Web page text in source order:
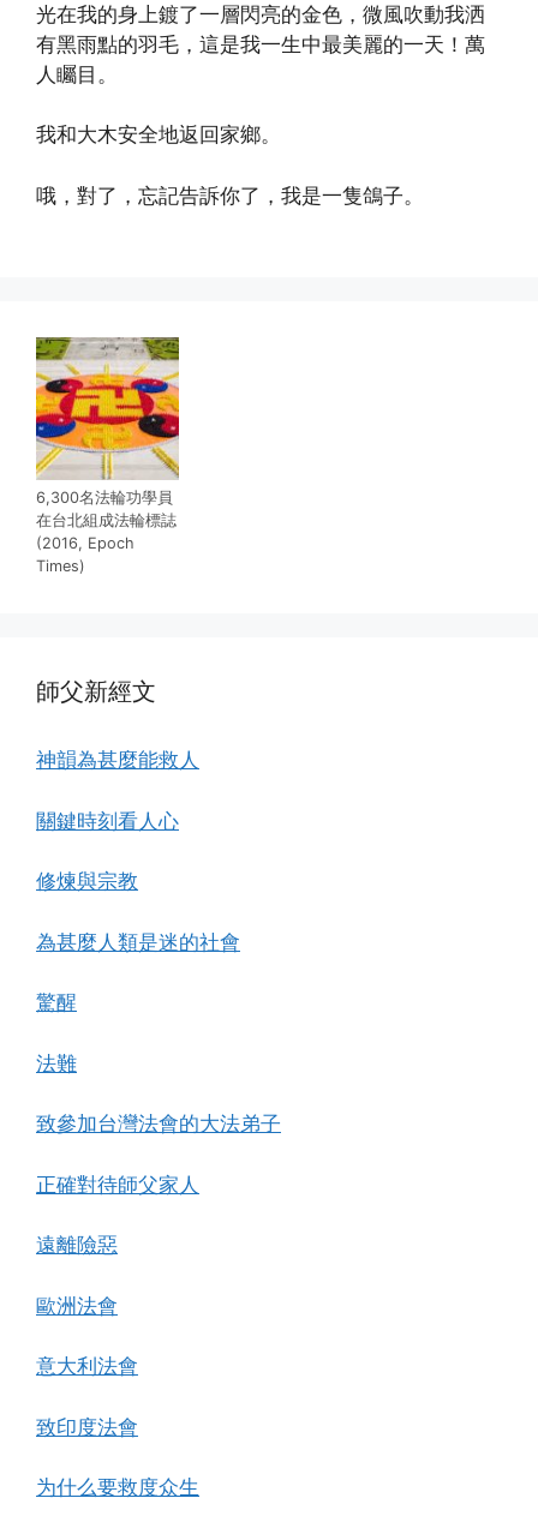
光在我的身上鍍了一層閃亮的金色，微風吹動我洒
有黑雨點的羽毛，這是我一生中最美麗的一天！萬
人矚目。
我和大木安全地返回家鄉。
哦，對了，忘記告訴你了，我是一隻鴿子。
6,300名法輪功學員
在台北組成法輪標誌
(2016, Epoch
Times)
師父新經文
神韻為甚麼能救人
關鍵時刻看人心
修煉與宗教
為甚麼人類是迷的社會
驚醒
法難
致參加台灣法會的大法弟子
正確對待師父家人
遠離險惡
歐洲法會
意大利法會
致印度法會
为什么要救度众生